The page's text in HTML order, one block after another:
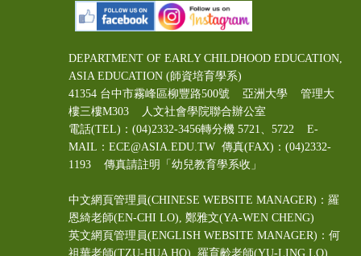
DEPARTMENT OF EARLY CHILDHOOD EDUCATION,
ASIA EDUCATION (師資培育學系)
41354 台中市霧峰區柳豐路500號 亞洲大學 管理大
樓三樓M303 人文社會學院聯合辦公室
電話(TEL)：(04)2332-3456轉分機 5721、5722 E-
MAIL：ECE@ASIA.EDU.TW 傳真(FAX)：(04)2332-
1193 傳真請註明「幼兒教育學系收」
中文網頁管理員(CHINESE WEBSITE MANAGER)：羅
恩綺老師(EN-CHI LO) , 鄭雅文(YA-WEN CHENG)
英文網頁管理員(ENGLISH WEBSITE MANAGER)：何
祖華老師(TZU-HUA HO), 羅育齡老師(YU-LING LO)